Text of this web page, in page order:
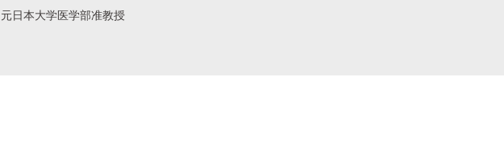
元日本大学医学部准教授